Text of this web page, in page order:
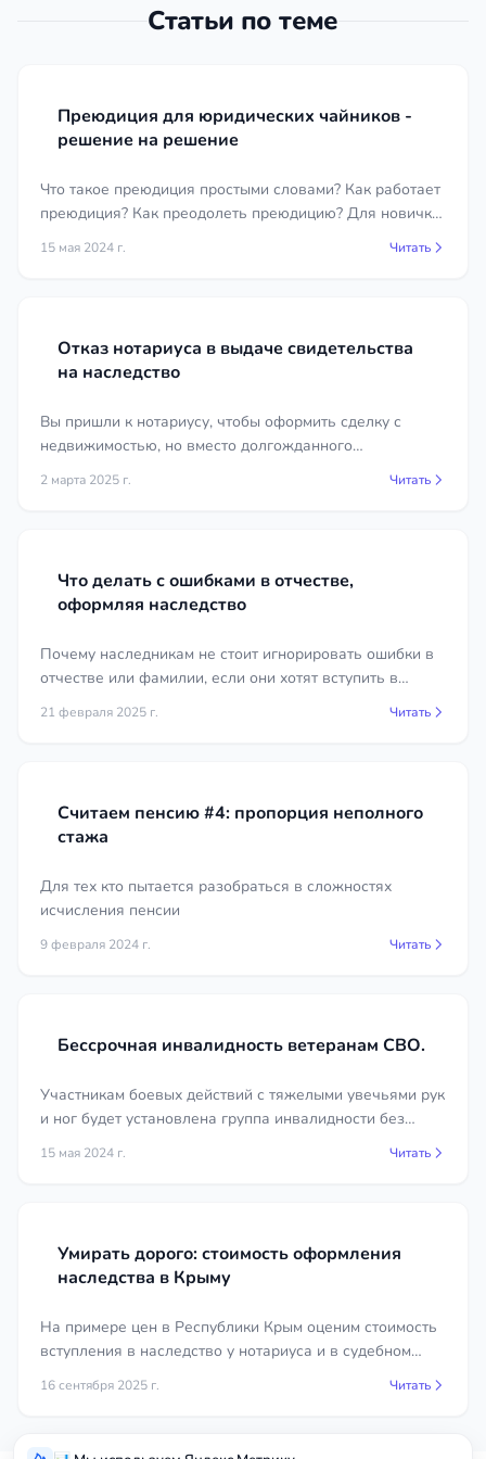
влияет на исход. Обычно требуются:
документы на наследственное имущество
и сведения о его составе;
командировочные документы при ссылке
на болезнь или отъезд;
письменные показания свидетелей и
оплате, договоры, чеки на ремонт и
содержание.
Юрист поможет определить, какие именно
доказательства нужны в вашей ситуации, и
правильно их оформить.
Стоимость восстановления срока в регионе
сложности спора, числа наследников и объёма
имущества. Согласительный порядок обходится
дешевле, поскольку ограничивается работой с
стоимость работы конкретного специалиста вы
можете увидеть в карточках юристов на нашем
Почему важна помощь юриста
Дела о восстановлении срока относятся к
способ защиты, оценит перспективы фактического
позицию в суде. Если вы столкнулись с пропуском
таких делах играет против наследника. Получите
карточках юристов на нашем сайте.
Статьи по теме
Преюдиция для юридических чайников -
решение на решение
Что такое преюдиция простыми словами? Как работает
преюдиция? Как преодолеть преюдицию? Для новичка
это довольно тяжело, как впрочем и для бывалого
15 мая 2024 г. Читать
Отказ нотариуса в выдаче свидетельства
на наследство
Вы пришли к нотариусу, чтобы оформить сделку с
недвижимостью, но вместо долгожданного
свидетельства получили отказ. Причина — право
собственности не зарегистрировано.
2 марта 2025 г. Читать
Что делать с ошибками в отчестве,
оформляя наследство
Почему наследникам не стоит игнорировать ошибки в
отчестве или фамилии, если они хотят вступить в
наследство.
21 февраля 2025 г. Читать
Считаем пенсию #4: пропорция неполного
стажа
Для тех кто пытается разобраться в сложностях
исчисления пенсии
9 февраля 2024 г. Читать
Бессрочная инвалидность ветеранам СВО.
Участникам боевых действий с тяжелыми увечьями рук
и ног будет установлена группа инвалидности без
указания срока переосвидетельствования.
15 мая 2024 г. Читать
Умирать дорого: стоимость оформления
наследства в Крыму
На примере цен в Республики Крым оценим стоимость
вступления в наследство у нотариуса и в судебном
порядке.
16 сентября 2025 г. Читать